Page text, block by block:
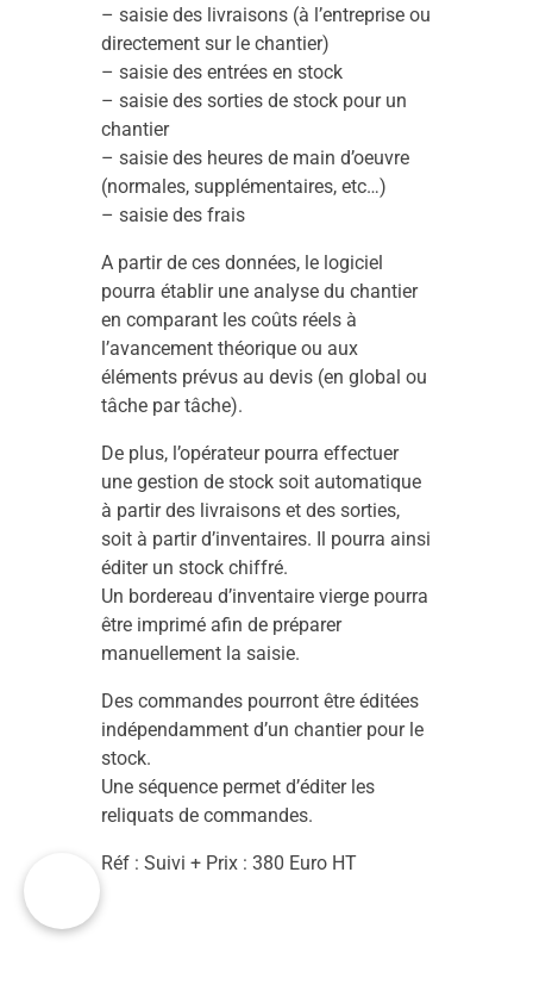
– saisie des livraisons (à l’entreprise ou
directement sur le chantier)
– saisie des entrées en stock
– saisie des sorties de stock pour un
chantier
– saisie des heures de main d’oeuvre
(normales, supplémentaires, etc…)
– saisie des frais
A partir de ces données, le logiciel
pourra établir une analyse du chantier
en comparant les coûts réels à
l’avancement théorique ou aux
éléments prévus au devis (en global ou
tâche par tâche).
De plus, l’opérateur pourra effectuer
une gestion de stock soit automatique
à partir des livraisons et des sorties,
soit à partir d’inventaires. Il pourra ainsi
éditer un stock chiffré.
Un bordereau d’inventaire vierge pourra
être imprimé afin de préparer
manuellement la saisie.
Des commandes pourront être éditées
indépendamment d’un chantier pour le
stock.
Une séquence permet d’éditer les
reliquats de commandes.
Réf : Suivi + Prix : 380 Euro HT